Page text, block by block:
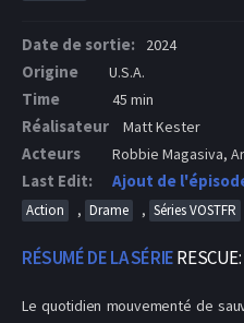
Date de sortie: 2024
Origine U.S.A.
Time 45 min
Réalisateur Matt Kester
Acteurs Robbie Magasiva,
Last Edit: Ajout de l'épisode
Action , Drame , Séries VOSTFR
RÉSUMÉ DE LA SÉRIE
Le quotidien mouvementé de